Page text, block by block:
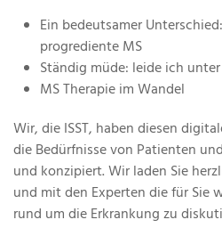
Ein bedeutsamer
progrediente MS
Ständig müde: leide ich
MS Therapie im Wandel
Wir, die ISST, haben diesen
die Bedürfnisse von Patienten
und konzipiert. Wir laden Sie
und mit den Experten die für Sie
rund um die Erkrankung zu